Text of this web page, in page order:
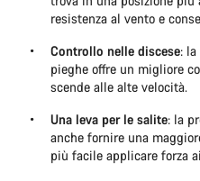
resistenza al vento e
Controllo nelle discese:
pieghe offre un migliore
scende alle alte velocità.
Una leva per le salite: la
anche fornire una
più facile applicare forza